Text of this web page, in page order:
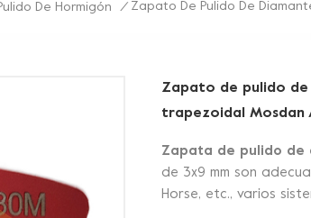
De Hormigón / Zapato De Pulido De
Zapato de pulido
trapezoidal Mosdan
Zapata de pulido de
de 3x9 mm son
Horse, etc., varios